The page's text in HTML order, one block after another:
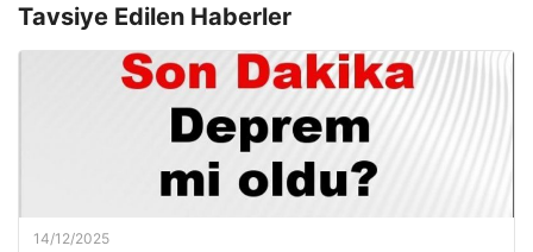
Tavsiye Edilen Haberler
14/12/2025